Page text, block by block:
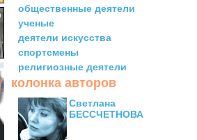
общественные деятели
ученые
деятели искусства
спортсмены
религиозные деятели
колонка авторов
Светлана
БЕССЧЕТНОВА